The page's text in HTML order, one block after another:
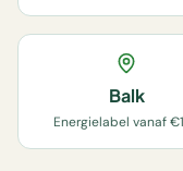
Balk
Energielabel vanaf